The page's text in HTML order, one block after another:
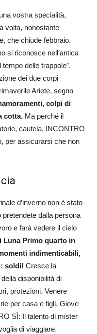
vostra specialità,
volta, nonostante
che chiude febbraio.
si riconosce nell’antica
delle trappole”.
dei due corpi
Ariete, segno
colpi di
cotta. Ma perché il
cautela. INCONTRO
per assicurarsi che non
d’inverno non è stato
dalla persona
e farà vedere il cielo
Luna Primo quarto in
indimenticabili,
soldi! Cresce la
disponibilità di
protezioni. Venere
per casa e figli. Giove
SÌ: Il talento di mister
di viaggiare.